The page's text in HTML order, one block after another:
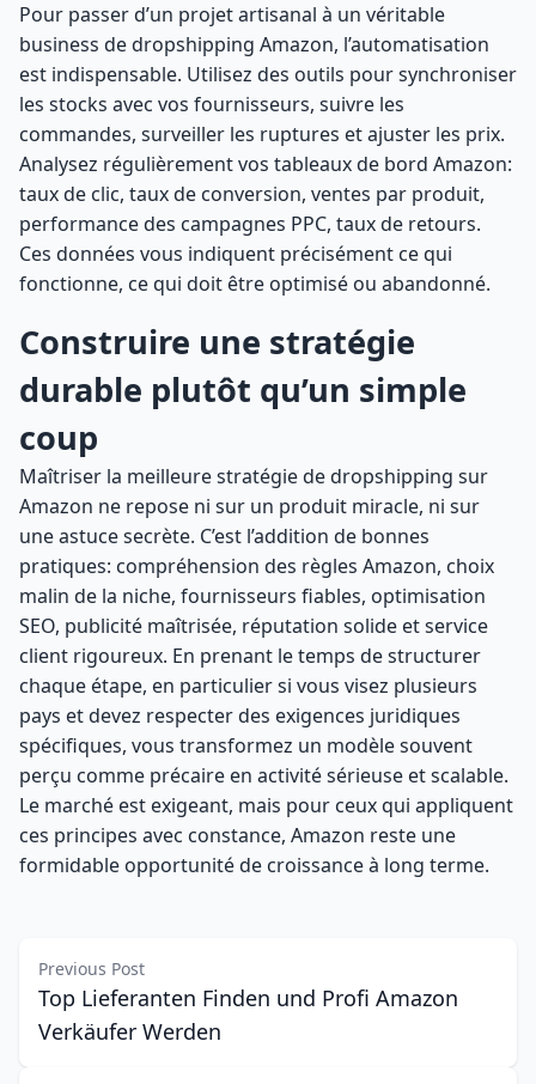
Pour passer d’un projet artisanal à un véritable
business de dropshipping Amazon, l’automatisation
est indispensable. Utilisez des outils pour synchroniser
les stocks avec vos fournisseurs, suivre les
commandes, surveiller les ruptures et ajuster les prix.
Analysez régulièrement vos tableaux de bord Amazon:
taux de clic, taux de conversion, ventes par produit,
performance des campagnes PPC, taux de retours.
Ces données vous indiquent précisément ce qui
fonctionne, ce qui doit être optimisé ou abandonné.
Construire une stratégie
durable plutôt qu’un simple
coup
Maîtriser la meilleure stratégie de dropshipping sur
Amazon ne repose ni sur un produit miracle, ni sur
une astuce secrète. C’est l’addition de bonnes
pratiques: compréhension des règles Amazon, choix
malin de la niche, fournisseurs fiables, optimisation
SEO, publicité maîtrisée, réputation solide et service
client rigoureux. En prenant le temps de structurer
chaque étape, en particulier si vous visez plusieurs
pays et devez respecter des exigences juridiques
spécifiques, vous transformez un modèle souvent
perçu comme précaire en activité sérieuse et scalable.
Le marché est exigeant, mais pour ceux qui appliquent
ces principes avec constance, Amazon reste une
formidable opportunité de croissance à long terme.
Previous Post
Top Lieferanten Finden und Profi Amazon
Verkäufer Werden